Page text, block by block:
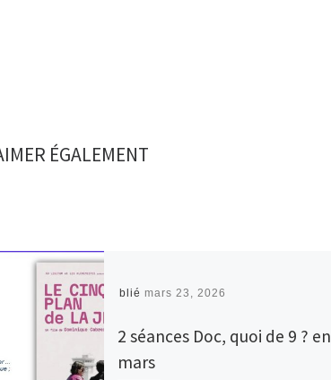
ÉGALEMENT
Publié mars 23, 2026
2 séances Doc, quoi de 9 ? en
mars